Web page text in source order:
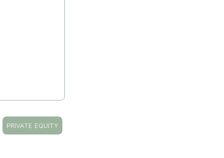
PRIVATE EQUITY